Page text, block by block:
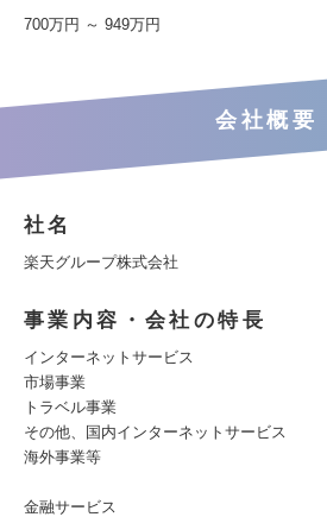
700万円 ～ 949万円
会社概要
社名
楽天グループ株式会社
事業内容・会社の特長
インターネットサービス
市場事業
トラベル事業
その他、国内インターネットサービス
海外事業等
金融サービス